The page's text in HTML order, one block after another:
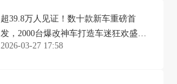
超39.8万人见证！数十款新车重磅首
发，2000台爆改神车打造车迷狂欢盛
宴！深圳改装车展圆满闭幕
2026-03-27 17:58